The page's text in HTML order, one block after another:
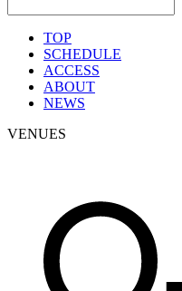
TOP
SCHEDULE
ACCESS
ABOUT
NEWS
VENUES